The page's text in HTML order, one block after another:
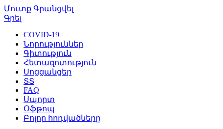
Մուտք Գրանցվել
Գրել
COVID-19
Նորություններ
Գիտություն
Հետազոտություն
Սոցցանցեր
ՏՏ
FAQ
Սպորտ
Օֆթոպ
Բոլոր հոդվածները